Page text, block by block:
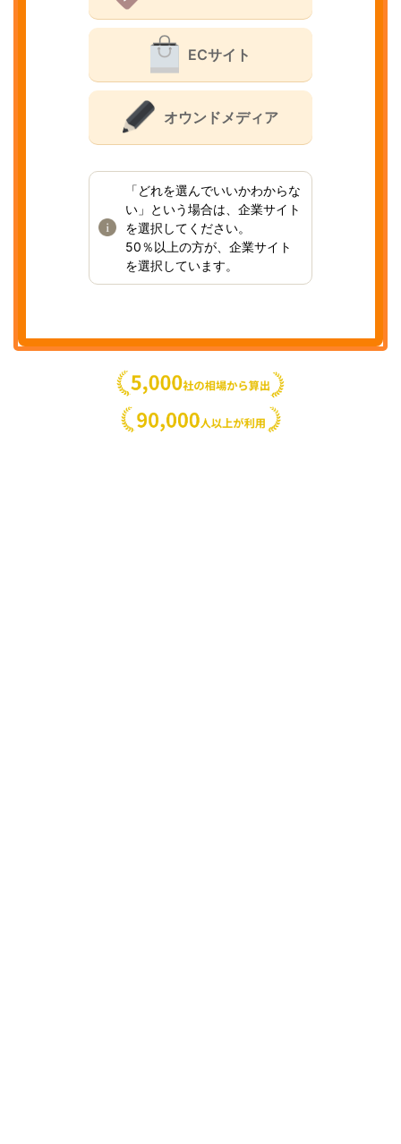
ECサイト
オウンドメディア
「どれを選んでいいかわからな
い」という場合は、企業サイト
を選択してください。
50％以上の方が、企業サイト
を選択しています。